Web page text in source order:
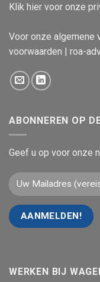
Klik hier voor onze
Voor onze algemene
voorwaarden | roa-
ABONNEREN OP
Geef u op voor onze
WERKEN BIJ